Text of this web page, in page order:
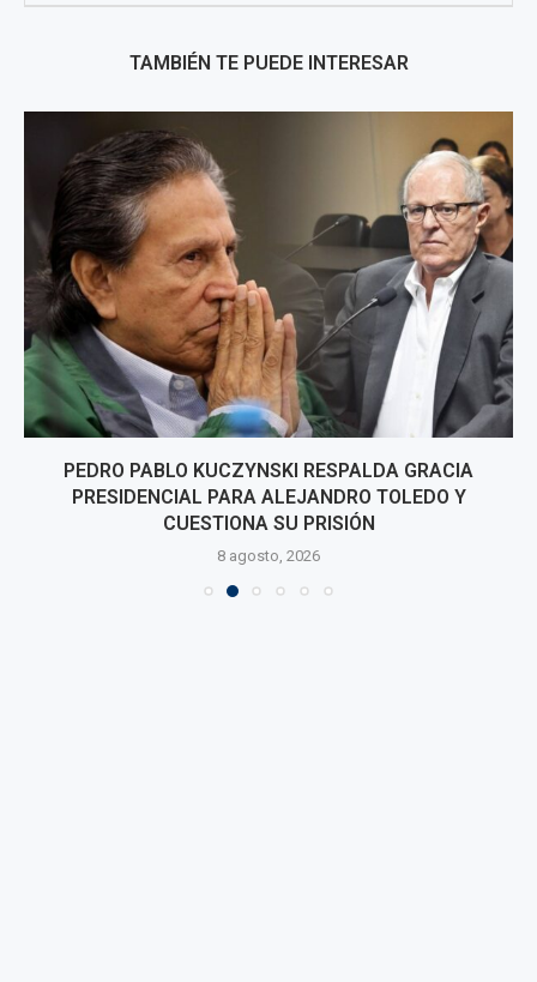
TAMBIÉN TE PUEDE INTERESAR
PEDRO PABLO KUCZYNSKI RESPALDA GRACIA
PRESIDENCIAL PARA ALEJANDRO TOLEDO Y
CUESTIONA SU PRISIÓN
8 agosto, 2026